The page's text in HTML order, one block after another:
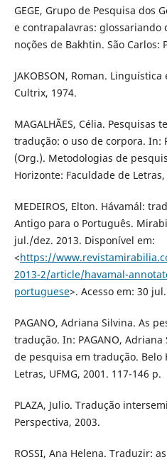
GEGE, Grupo de Pesquisa dos
e contrapalavras: glossariando
noções de Bakhtin. São Carlos:
JAKOBSON, Roman.
Cultrix, 1974.
MAGALHÃES, Célia. Pesquisas
tradução: o uso de corpora. In:
(Org.). Metodologias de
Horizonte: Faculdade de Letras,
MEDEIROS, Elton. Hávamál:
Antigo para o Português.
jul./dez. 2013. Disponível em:
<https://
2013-2/article/havamal-
portuguese>. Acesso em: 30
PAGANO, Adriana Silvina. As
tradução. In: PAGANO,
de pesquisa em tradução. Belo
Letras, UFMG, 2001. 117-146 p.
PLAZA, Julio. Tradução
Perspectiva, 2003.
ROSSI, Ana Helena. Traduzir: